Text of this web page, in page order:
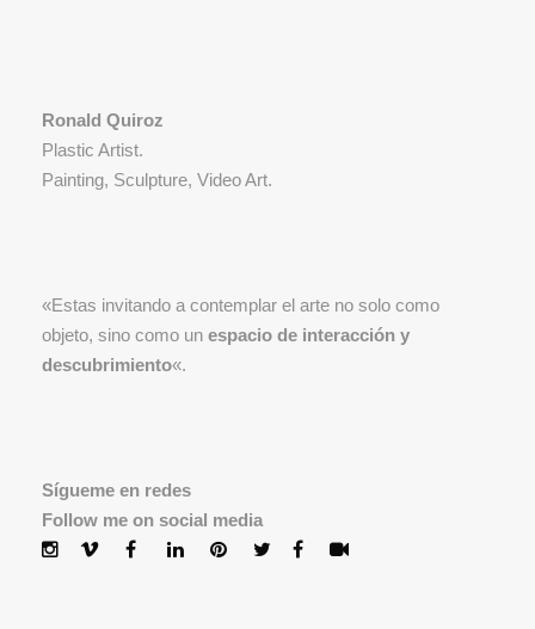
Ronald Quiroz
Plastic Artist.
Painting, Sculpture, Video Art.
«Estas invitando a contemplar el arte no solo como
objeto, sino como un espacio de interacción y
descubrimiento«.
Sígueme en redes
Follow me on social media